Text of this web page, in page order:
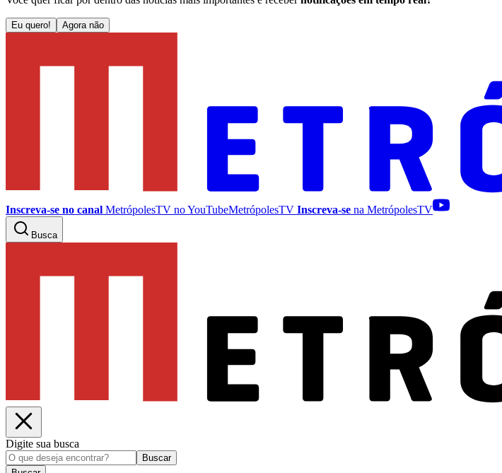
Eu quero! Agora não
Inscreva-se no canal MetrópolesTV noYouTubeMetrópolesTV Inscreva-se na MetrópolesTV
Busca
Digite sua busca
Buscar